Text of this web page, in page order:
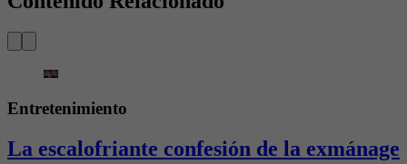
Entretenimiento
La escalofriante confesión de la